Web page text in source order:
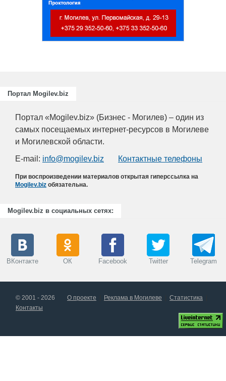
отраслей АПК, а также предприятий
химической промышленности.
Портал Mogilev.biz
Портал «Mogilev.biz» (Бизнес - Могилев) – один из
самых посещаемых интернет-ресурсов в Могилеве
и Могилевской области.
E-mail: info@mogilev.biz Контактные телефоны
При воспроизведении материалов открытая гиперссылка на
Mogilev.biz обязательна.
Mogilev.biz в социальных сетях:
ВКонтакте ОК Facebook Twitter Telegram
© 2001 - 2026 О проекте Реклама в Могилеве
Статистика
Контакты